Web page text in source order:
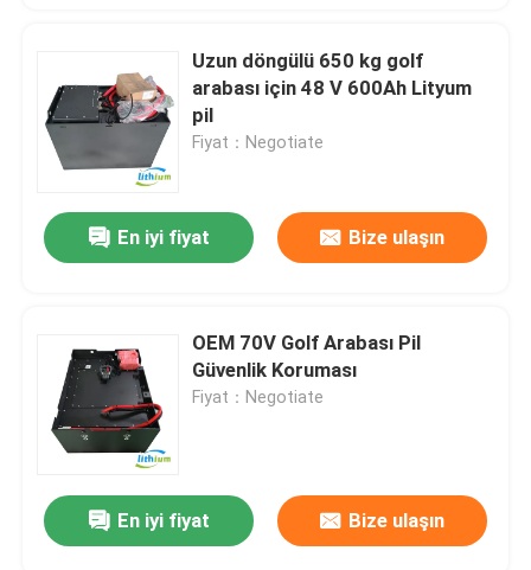
Uzun döngülü 650 kg golf
arabası için 48 V 600Ah Lityum
pil
Fiyat：Negotiate
En iyi fiyat Bize ulaşın
OEM 70V Golf Arabası Pil
Güvenlik Koruması
Fiyat：Negotiate
En iyi fiyat Bize ulaşın